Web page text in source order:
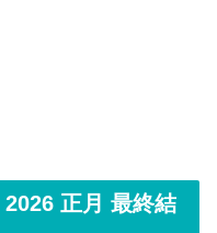
正月 最終結